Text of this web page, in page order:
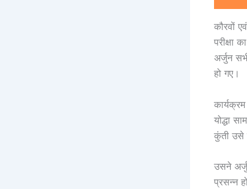
कौरवों
परीक्षा
अर्जुन
हो गए।
योद्धा
कुंती उसे
उसने
प्रसन्न